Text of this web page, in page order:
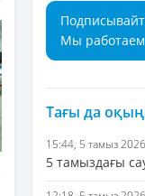
Мы
Тағы да
15:44, 5 тамыз 2026
5 тамыздағы